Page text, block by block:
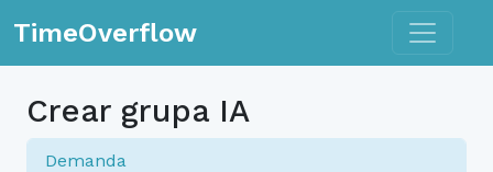
TimeOverflow Toggle
Crear grupa IA
Demanda